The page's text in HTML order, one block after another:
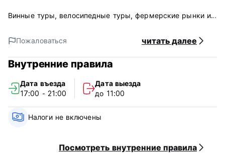
Винные туры, велосипедные туры, фермерские рынки и
посещения. Зимой лыжники и сноубордисты захотят
попробовать знаменитое шампанское региона Оканаган.
HI Penticton является частью HI Canada, некоммерческой
сообщества сознательных путешественников, которые
лучше понимают людей, места и культуры.
Обратите внимание, что скидки HI/YHA не
Пожаловаться читать далее
Внутренние правила
Дата въезда
17:00 - 21:00
Дата выезда
до 11:00
Налоги не включены
Посмотреть внутренние правила